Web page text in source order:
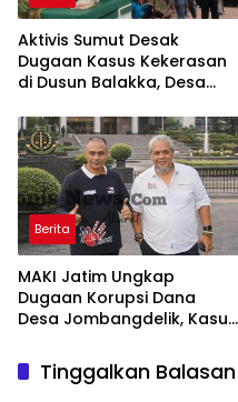
Aktivis Sumut Desak
Dugaan Kasus Kekerasan
di Dusun Balakka, Desa
Tuntas
Berita
MAKI Jatim Ungkap
Dugaan Korupsi Dana
Desa Jombangdelik, Kasus
Pengadaan Mebelair
Segera Dilaporkan ke
Tinggalkan Balasan